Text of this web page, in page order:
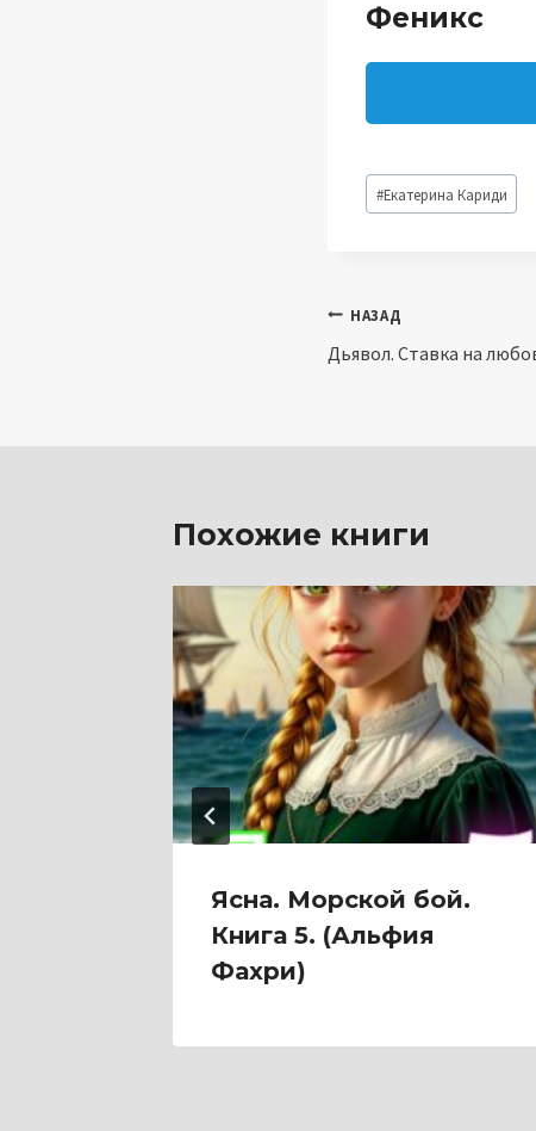
Феникс
Метки
записи:
#Екатерина Кариди
Навигация
по
НАЗАД
Дьявол. Ставка на
Похожие книги
Ясна. Морской бой.
Книга 5. (Альфия
Фахри)